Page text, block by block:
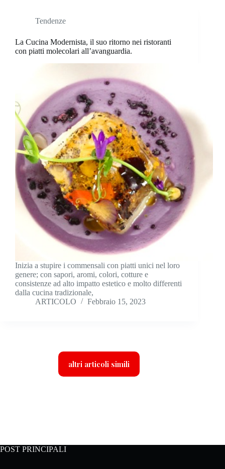
Tendenze
La Cucina Modernista, il suo ritorno nei ristoranti
con piatti molecolari all’avanguardia.
Inizia a stupire i commensali con piatti unici nel loro
genere; con sapori, aromi, colori, cotture e
consistenze ad alto impatto estetico e molto differenti
dalla cucina tradizionale,
ARTICOLO
Febbraio 15, 2023
altri articoli simili
POST PRINCIPALI